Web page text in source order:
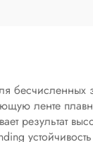
бесчисленных
ленте
результат